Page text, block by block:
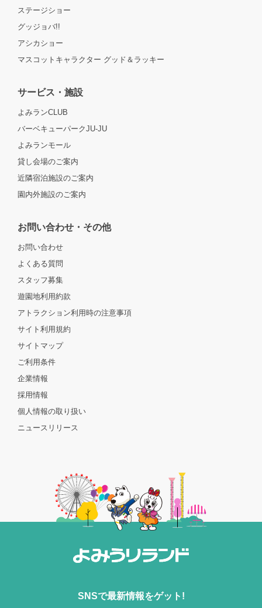
ステージショー
グッジョバ!!
アシカショー
マスコットキャラクター グッド＆ラッキー
サービス・施設
よみランCLUB
バーベキューパークJU-JU
よみランモール
貸し会場のご案内
近隣宿泊施設のご案内
園内外施設のご案内
お問い合わせ・その他
お問い合わせ
よくある質問
スタッフ募集
遊園地利用約款
アトラクション利用時の注意事項
サイト利用規約
サイトマップ
ご利用条件
企業情報
採用情報
個人情報の取り扱い
ニュースリリース
SNSで最新情報をゲット!